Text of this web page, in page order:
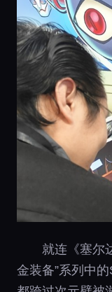
就连《塞尔
金装备”系列中